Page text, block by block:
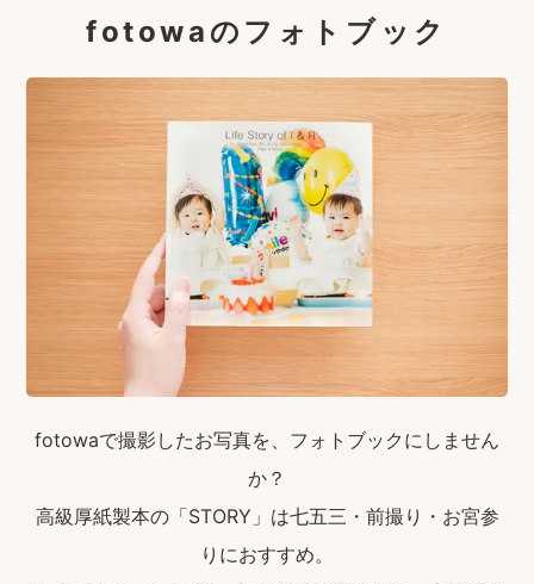
fotowaのフォトブック
fotowaで撮影したお写真を、フォトブックにしません
か？
高級厚紙製本の「STORY」は七五三・前撮り・お宮参
りにおすすめ。